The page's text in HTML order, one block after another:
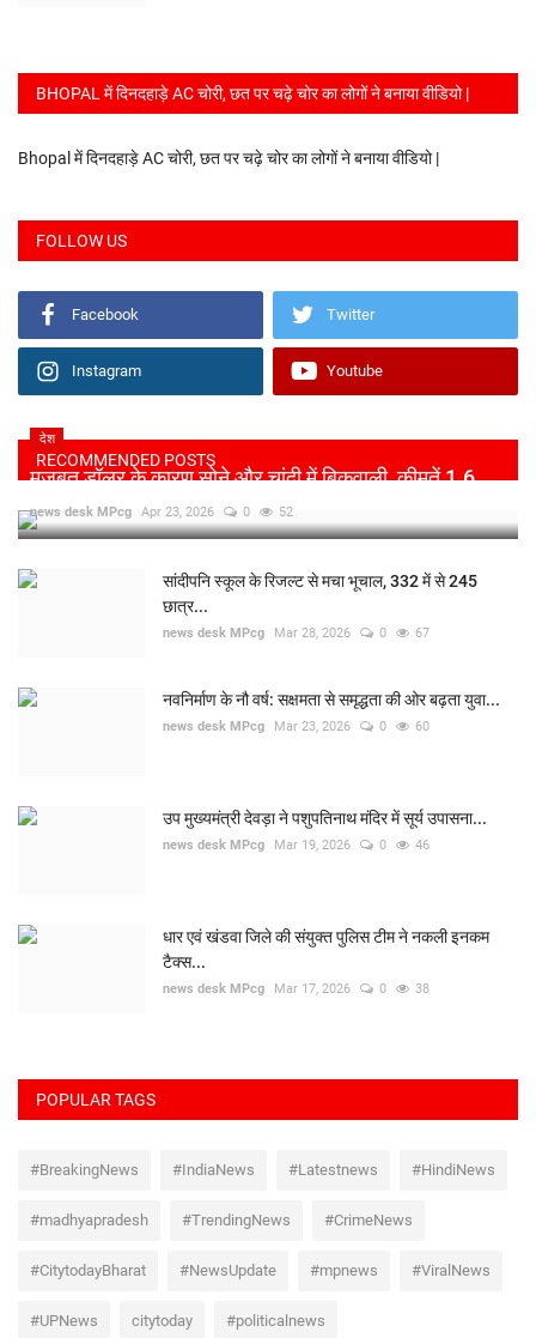
BHOPAL में दिनदहाड़े AC चोरी, छत पर चढ़े चोर का लोगों ने बनाया वीडियो |
Bhopal में दिनदहाड़े AC चोरी, छत पर चढ़े चोर का लोगों ने बनाया वीडियो |
FOLLOW US
Facebook Twitter
Instagram Youtube
RECOMMENDED POSTS
देश
मजबूत डॉलर के कारण सोने और चांदी में बिकवाली, कीमतें 1.6...
news desk MPcg Apr 23, 2026 0 52
सांदीपनि स्कूल के रिजल्ट से मचा भूचाल, 332 में से 245
छात्र...
news desk MPcg Mar 28, 2026 0 67
नवनिर्माण के नौ वर्ष: सक्षमता से समृद्धता की ओर बढ़ता युवा...
news desk MPcg Mar 23, 2026 0 60
उप मुख्यमंत्री देवड़ा ने पशुपतिनाथ मंदिर में सूर्य उपासना...
news desk MPcg Mar 19, 2026 0 46
धार एवं खंडवा जिले की संयुक्त पुलिस टीम ने नकली इनकम
टैक्स...
news desk MPcg Mar 17, 2026 0 38
POPULAR TAGS
#BreakingNews #IndiaNews #Latestnews #HindiNews
#madhyapradesh #TrendingNews #CrimeNews
#CitytodayBharat #NewsUpdate #mpnews #ViralNews
#UPNews citytoday #politicalnews